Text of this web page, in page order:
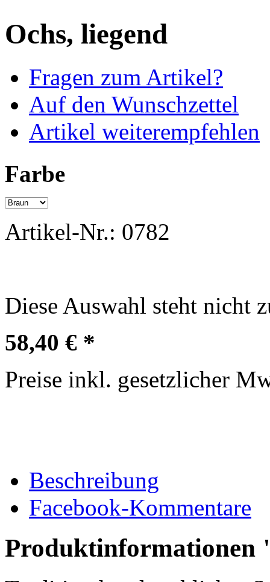
Ochs, liegend
Fragen zum Artikel?
Auf den Wunschzettel
Artikel weiterempfehlen
Farbe
Artikel-Nr.: 0782
Diese Auswahl steht nicht
58,40 € *
Preise inkl. gesetzlicher
Beschreibung
Facebook-Kommentare
Produktinformationen